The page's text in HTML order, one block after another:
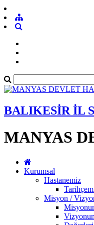
BALIKESİR İL
MANYAS
Kurumsal
Hastanemiz
Misyon /